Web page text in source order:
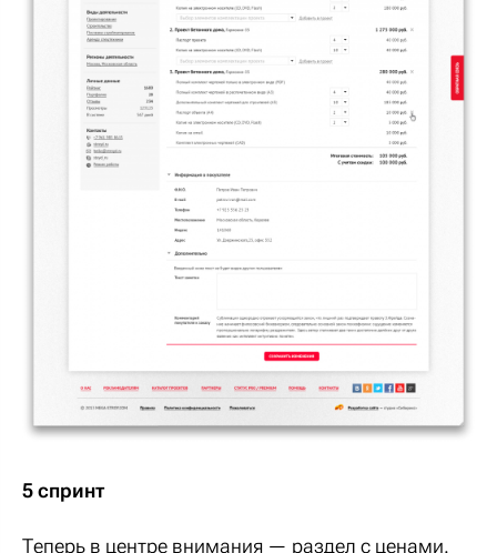
5 спринт
Теперь в центре внимания — раздел с ценами.